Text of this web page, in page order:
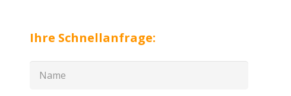
Ihre Schnellanfrage: